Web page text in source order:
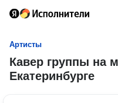
Артисты
Кавер группы на
Екатеринбурге